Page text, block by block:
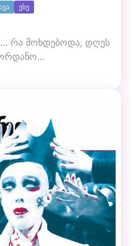
ესე
რა მოხდებოდა, დღეს